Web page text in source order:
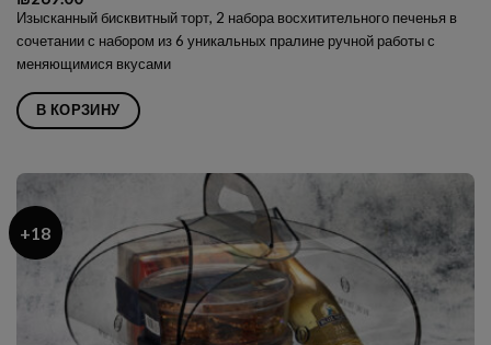
Изысканный бисквитный торт, 2 набора восхитительного печенья в
сочетании с набором из 6 уникальных пралине ручной работы с
меняющимися вкусами
В КОРЗИНУ
+18